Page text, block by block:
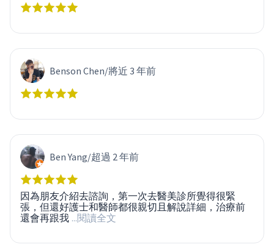
Benson Chen/將近 3 年前
Ben Yang/超過 2 年前
因為朋友介紹去諮詢，第一次去醫美診所覺得很緊
張，但還好護士和醫師都很親切且解說詳細，治療前
還會再跟我 ...閱讀全文